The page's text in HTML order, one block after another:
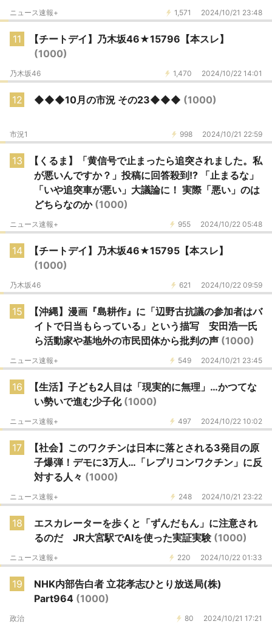
1,571 2024/10/21 23:48
ニュース速報+
11
【チートデイ】乃木坂46★15796【本スレ】
(1000)
1,470 2024/10/22 14:01
乃木坂46
12 ◆◆◆10月の市況 その23◆◆◆ (1000)
998 2024/10/21 22:59
市況1
13
【くるま】「黄信号で止まったら追突されました。私
が悪いんですか？」投稿に回答殺到!? 「止まるな」
「いや追突車が悪い」大議論に！ 実際「悪い」のは
どちらなのか (1000)
955 2024/10/22 05:48
ニュース速報+
14
【チートデイ】乃木坂46★15795【本スレ】
(1000)
621 2024/10/22 09:59
乃木坂46
15
【沖縄】漫画『島耕作』に「辺野古抗議の参加者はバ
イトで日当もらっている」という描写 安田浩一氏
ら活動家や基地外の市民団体から批判の声 (1000)
549 2024/10/21 23:45
ニュース速報+
16
【生活】子ども2人目は「現実的に無理」…かつてな
い勢いで進む少子化 (1000)
497 2024/10/22 10:02
ニュース速報+
17
【社会】このワクチンは日本に落とされる3発目の原
子爆弾！デモに3万人…「レプリコンワクチン」に反
対する人々 (1000)
248 2024/10/21 23:22
ニュース速報+
18
エスカレーターを歩くと「ずんだもん」に注意され
るのだ JR大宮駅でAIを使った実証実験 (1000)
220 2024/10/22 01:33
ニュース速報+
19
NHK内部告白者 立花孝志ひとり放送局(株)
Part964 (1000)
80 2024/10/21 17:21
政治